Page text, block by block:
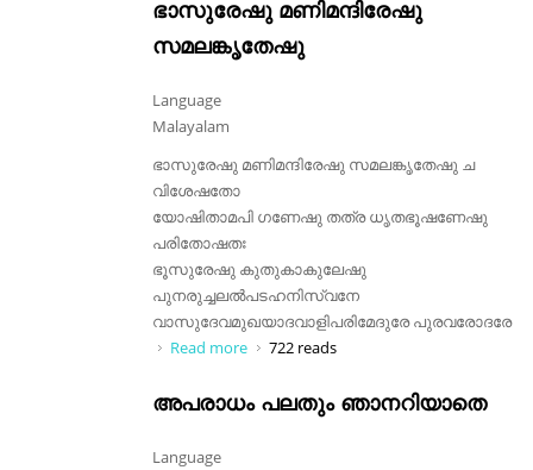
ഭാസുരേഷു മണിമന്ദിരേഷു
സമലങ്കൃതേഷു
Language
Malayalam
ഭാസുരേഷു മണിമന്ദിരേഷു സമലങ്കൃതേഷു ച
വിശേഷതോ
യോഷിതാമപി ഗണേഷു തത്ര ധൃതഭൂഷണേഷു
പരിതോഷതഃ
ഭൂസുരേഷു കുതുകാകുലേഷു
പുനരുച്ചലൽപടഹനിസ്വനേ
വാസുദേവമുഖയാദവാളിപരിമേദുരേ പുരവരോദരേ
Read moreabout ഭാസുരേഷു മണിമന്ദിരേഷു
722 reads
അപരാധം പലതും ഞാനറിയാതെ
Language